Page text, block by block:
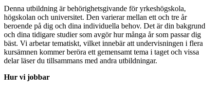
Denna utbildning är behörighetsgivande för yrkeshögskola,
högskolan och universitet. Den varierar mellan ett och tre år
beroende på dig och dina individuella behov. Det är din bakgrund
och dina tidigare studier som avgör hur många år som passar dig
bäst. Vi arbetar tematiskt, vilket innebär att undervisningen i flera
kursämnen kommer beröra ett gemensamt tema i taget och vissa
delar läser du tillsammans med andra utbildningar.
Hur vi jobbar